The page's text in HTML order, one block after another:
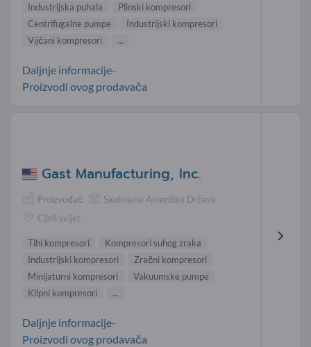
Industrijska puhala
Plinski kompresori
Centrifugalne pumpe
Industrijski kompresori
Vijčani kompresori
...
Daljnje informacije-
Proizvodi ovog prodavača
Gast Manufacturing, Inc.
Proizvođač
Sjedinjene Američke Države
Cijeli svijet
Tihi kompresori
Kompresori suhog zraka
Industrijski kompresori
Zračni kompresori
Minijaturni kompresori
Vakuumske pumpe
Klipni kompresori
...
Daljnje informacije-
Proizvodi ovog prodavača